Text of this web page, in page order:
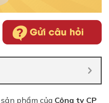
phẩm của Công ty CP